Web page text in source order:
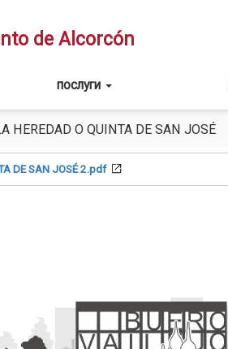
de Alcorcón
послуги
HEREDAD O QUINTA DE SAN JOSÉ
DE SAN JOSÉ 2.pdf